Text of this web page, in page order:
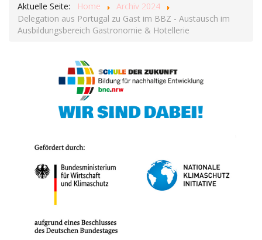
Aktuelle Seite: Home
Archiv 2024
Delegation aus Portugal zu Gast im BBZ - Austausch im
Ausbildungsbereich Gastronomie & Hotellerie